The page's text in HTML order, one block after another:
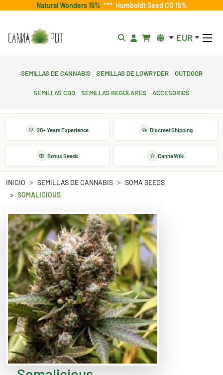
Natural Wonders 15% *** Humboldt Seed CO 15%
EUR
Semillas de cannabis Semillas de lowryder Outdoor
Semillas CBD Semillas regulares Accesorios
20+ Years Experience Discreet Shipping
Bonus Seeds Canna Wiki
INICIO SEMILLAS DE CANNABIS
SOMA SEEDS
SOMALICIOUS